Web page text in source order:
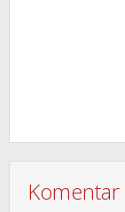
Komentar